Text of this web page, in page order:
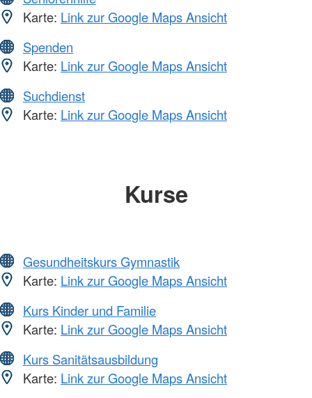
Karte: Link zur Google Maps Ansicht
Spenden
Karte: Link zur Google Maps Ansicht
Suchdienst
Karte: Link zur Google Maps Ansicht
Kurse
Gesundheitskurs Gymnastik
Karte: Link zur Google Maps Ansicht
Kurs Kinder und Familie
Karte: Link zur Google Maps Ansicht
Kurs Sanitätsausbildung
Karte: Link zur Google Maps Ansicht